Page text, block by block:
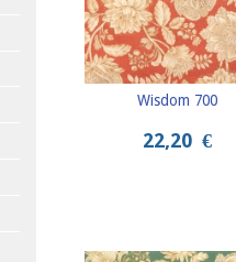
Wisdom 700
22,20 €